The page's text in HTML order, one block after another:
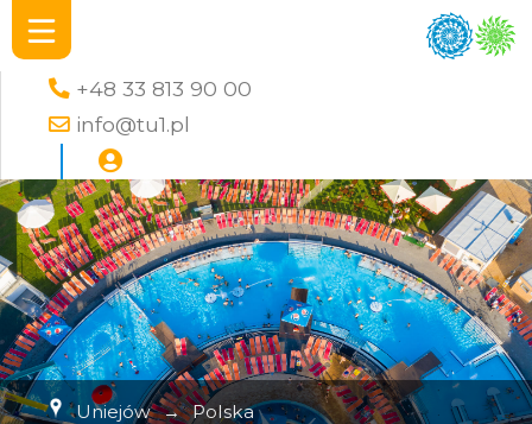
+48 33 813 90 00
info@tu1.pl
Uniejów → Polska